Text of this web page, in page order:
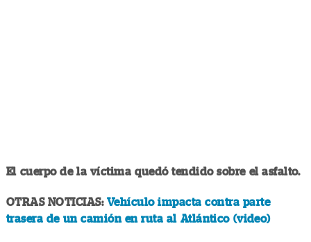
El cuerpo de la víctima quedó tendido sobre el asfalto.
OTRAS NOTICIAS: Vehículo impacta contra parte
trasera de un camión en ruta al Atlántico (video)